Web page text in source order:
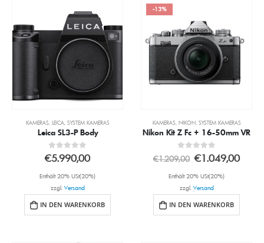
KAMERAS, LEICA, SYSTEM KAMERAS
Leica SL3-P Body
0out of 5
€5.990,00
Enthält 20% USt(20%)
zzgl.Versand
IN DEN WARENKORB
-13%
KAMERAS, NIKON, SYSTEM KAMERAS
Nikon Kit Z Fc + 16-50mm VR
0out of 5
€1.209,00 €1.049,00
Enthält 20% USt(20%)
zzgl.Versand
IN DEN WARENKORB